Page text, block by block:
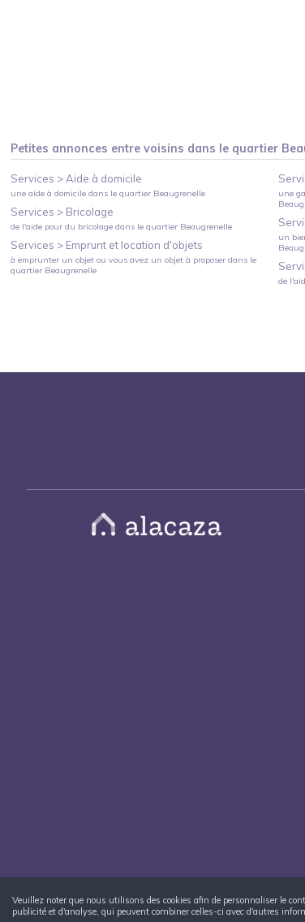
Petites annonces entre voisins dans le quartier
Services >Aide à domicile
une aide à domicile dans le quartier Beaugrenelle
Services > Bricolage
de l'aide pour du bricolage dans le quartier Beaugrenelle
Services > Emprunt et location d'objets
à emprunter un objet ou vous avez un objet à proposer dans le
quartier Beaugrenelle
une
un
de
Veuillez noter que nous utilisons des cookies afin de personnaliser le
publicité et d'analyse, qui peuvent combiner celles-ci avec d'autres